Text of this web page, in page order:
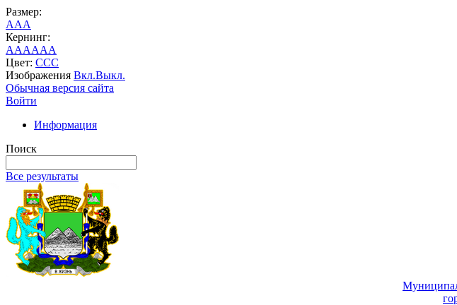
Размер:
AAA
Кернинг:
AAAAAA
Цвет: CCC
Изображения Вкл.Выкл.
Обычная версия сайта
Войти
Информация
Поиск
Все результаты